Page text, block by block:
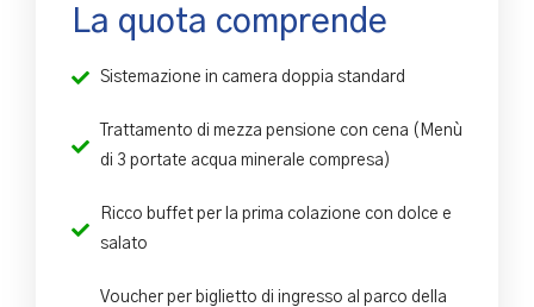
La quota comprende
Sistemazione in camera doppia standard
Trattamento di mezza pensione con cena (Menù
di 3 portate acqua minerale compresa)
Ricco buffet per la prima colazione con dolce e
salato
Voucher per biglietto di ingresso al parco della